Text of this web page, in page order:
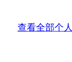
查看全部个